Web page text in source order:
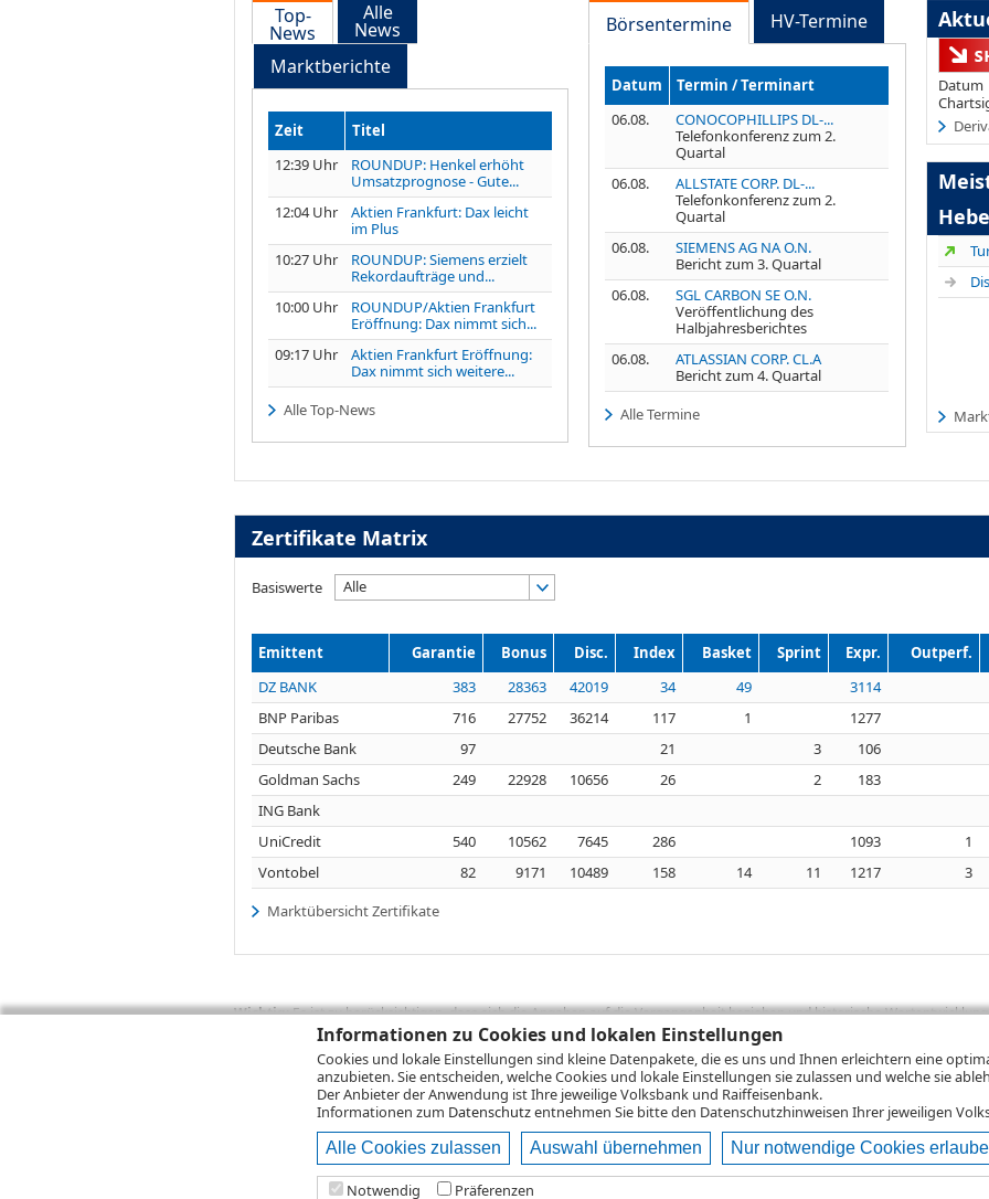
Informationen zu Cookies und lokalen Einstellungen
Cookies und lokale Einstellungen sind kleine Datenpakete, die es uns und Ihnen erleichtern eine
anzubieten. Sie entscheiden, welche Cookies und lokale Einstellungen sie zulassen und welche sie
Der Anbieter der Anwendung ist Ihre jeweilige Volksbank und Raiffeisenbank.
Informationen zum Datenschutzentnehmen Sie bitte den Datenschutzhinweisen Ihrer jeweiligen
Alle Cookies zulassen Auswahl übernehmen Nur notwendige Cookies
Notwendig Präferenzen
Top-
News
Alle
News
Marktberichte
Zeit
Titel
12:39 Uhr
ROUNDUP: Henkel erhöht
Umsatzprognose - Gute...
12:04 Uhr
Aktien Frankfurt: Dax leicht
im Plus
10:27 Uhr
ROUNDUP: Siemens erzielt
Rekordaufträge und...
10:00 Uhr
ROUNDUP/Aktien Frankfurt
Eröffnung: Dax nimmt sich...
09:17 Uhr
Aktien Frankfurt Eröffnung:
Dax nimmt sich weitere...
Alle Top-News
Börsentermine HV-Termine
Datum
Termin / Terminart
06.08.
CONOCOPHILLIPS DL-...
Telefonkonferenz zum 2.
Quartal
06.08.
ALLSTATE CORP. DL-...
Telefonkonferenz zum 2.
Quartal
06.08.
SIEMENS AG NA O.N.
Bericht zum 3. Quartal
06.08.
SGL CARBON SE O.N.
Veröffentlichung des
Halbjahresberichtes
06.08.
ATLASSIAN CORP. CL.A
Bericht zum 4. Quartal
Alle Termine
Datum
Zertifikate Matrix
Basiswerte Alle
Emittent Garantie Bonus Disc. Index Basket Sprint Expr. Outperf.
DZ BANK
383 28363 42019 34 49 3114
BNP Paribas
716 27752 36214 117 1 1277
Deutsche Bank
97 21 3
106
Goldman Sachs
249 22928 10656 26 2 183
ING Bank
UniCredit
540 10562 7645 286 1093 1
Vontobel
82 9171 10489 158 14 11 1217 3
Marktübersicht Zertifikate
Wichtig:Es ist zu berücksichtigen, dass sich die Angaben auf die Vergangenheit beziehen und historische
zukünftige Ergebnisse darstellen. Bei Performanceangaben handelt es sich stets um Bruttowertangaben. Bei
Provisionen, Gebühren und andere Entgelte), die beim Erwerb von Wertpapieren in der Regel anfallen, nicht berücksichtigt.
Depotgebühren hinzu. Mit dem Wertentwicklungsrechner können Sie auf den einzelnen Wertpapierseiten Ihre individuell
Performance, die sich unter Berücksichtigung sämtlicher Transaktionskosten und etwaigen Depotgebühren ergibt,
kann die Rendite zudem infolge von Währungsschwankungen steigen oder fallen.
DZ BANK AGBitte beachten Sie dieNutzungsbedingungen Datenschutz
Hilfe